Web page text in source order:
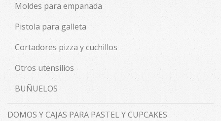
Moldes para empanada
Pistola para galleta
Cortadores pizza y cuchillos
Otros utensilios
BUÑUELOS
DOMOS Y CAJAS PARA PASTEL Y CUPCAKES